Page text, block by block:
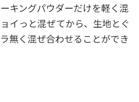
キングパウダーだけを軽く混
イっと混ぜてから、生地とぐ
無く混ぜ合わせることができ